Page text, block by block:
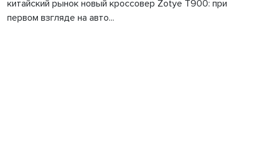
китайский рынок новый кроссовер Zotye T900: при
первом взгляде на авто...